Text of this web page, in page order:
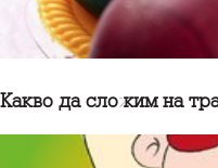
Какво да сложим на